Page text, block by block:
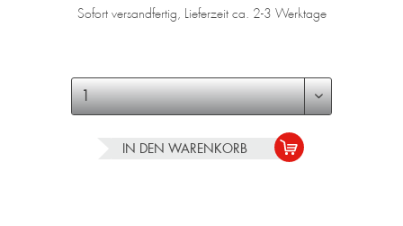
Sofort versandfertig, Lieferzeit ca. 2-3 Werktage
IN DEN WARENKORB